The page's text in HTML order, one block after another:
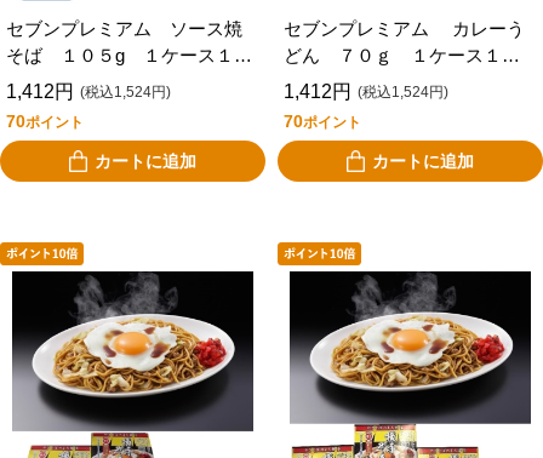
セブンプレミアム ソース焼
そば １０５g １ケース１２
食入
1,412円 (税込1,524円)
70ポイント
カートに追加
セブンプレミアム カレーう
どん ７０ｇ １ケース１２
個入り
1,412円 (税込1,524円)
70ポイント
カートに追加